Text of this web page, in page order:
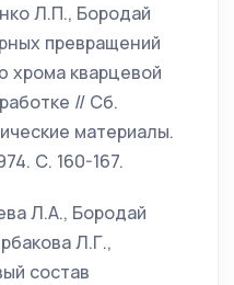
Л.П., Бородай
превращений
хрома кварцевой
// Сб.
материалы.
С. 160-167.
Л.А., Бородай
Л.Г.,
состав